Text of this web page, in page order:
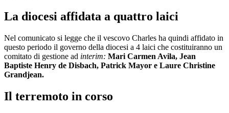
La diocesi affidata a quattro laici
Nel comunicato si legge che il vescovo Charles ha quindi affidato in
questo periodo il governo della diocesi a 4 laici che costituiranno un
comitato di gestione ad interim: Mari Carmen Avila, Jean
Baptiste Henry de Disbach, Patrick Mayor e Laure Christine
Grandjean.
Il terremoto in corso